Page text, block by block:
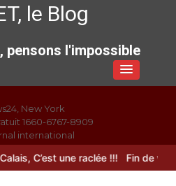
le Blog
pensons l'impossible
New York
1660-6767-8909
international
C’est une raclée !!! Fin de vie :